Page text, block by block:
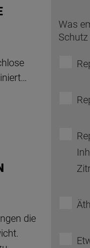
die
Was